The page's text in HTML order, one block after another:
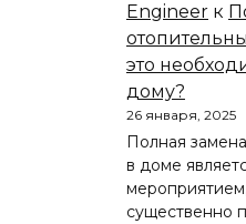
Engineer к
это
дому?
26 января, 2025
Полная
в доме
существенно